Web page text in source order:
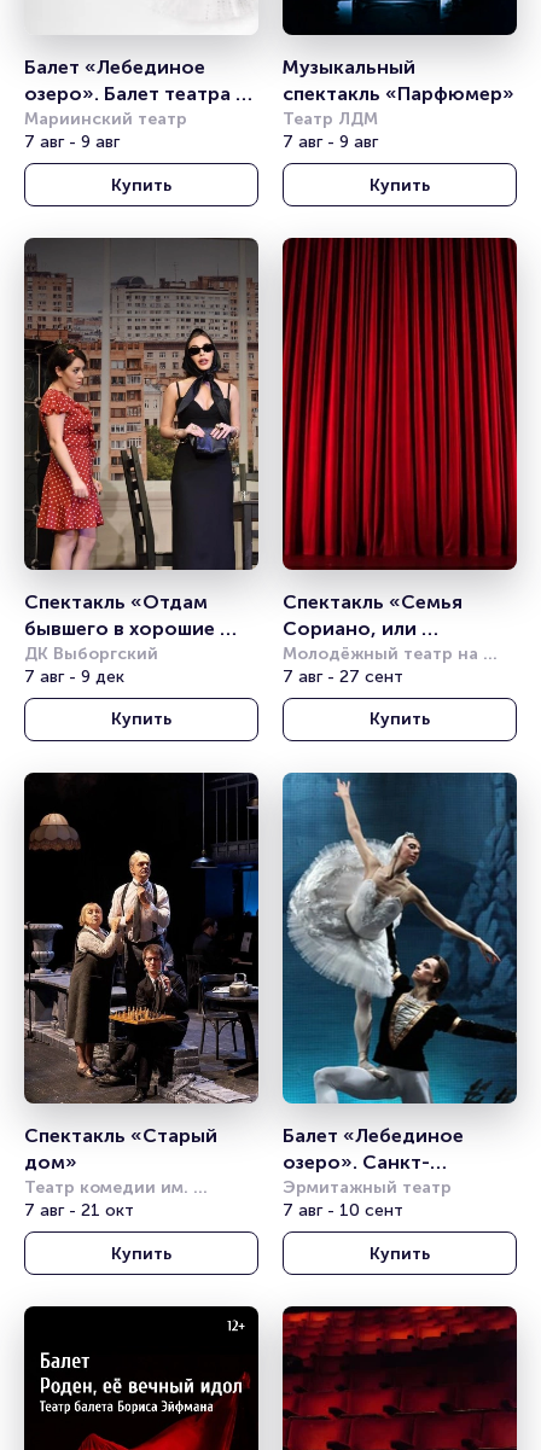
Балет «Лебединое
озеро». Балет театра
им. Леонида Якобсона
Мариинский театр
7 авг - 9 авг
Купить
Музыкальный
спектакль «Парфюмер»
Театр ЛДМ
7 авг - 9 авг
Купить
Спектакль «Отдам
бывшего в хорошие
руки»
ДК Выборгский
7 авг - 9 дек
Купить
Спектакль «Семья
Сориано, или
Итальянская комедия»
Молодёжный театр на
Фонтанке
7 авг - 27 сент
Купить
Спектакль «Старый
дом»
Театр комедии им.
Акимова
7 авг - 21 окт
Купить
Балет «Лебединое
озеро». Санкт-
Петербургский театр
балета им. П.И.
Чайковского
Эрмитажный театр
7 авг - 10 сент
Купить